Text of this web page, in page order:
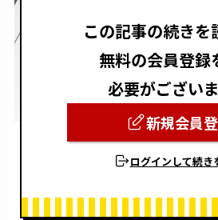
この記事の続きを
無料の会員登録
必要がございま
新規会員
ログインして続き